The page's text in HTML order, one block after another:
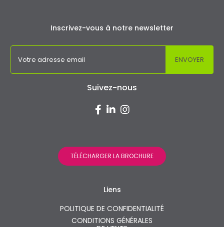
Inscrivez-vous à notre newsletter
Suivez-nous
TÉLÉCHARGER LA BROCHURE
Liens
POLITIQUE DE CONFIDENTIALITÉ
CONDITIONS GÉNÉRALES